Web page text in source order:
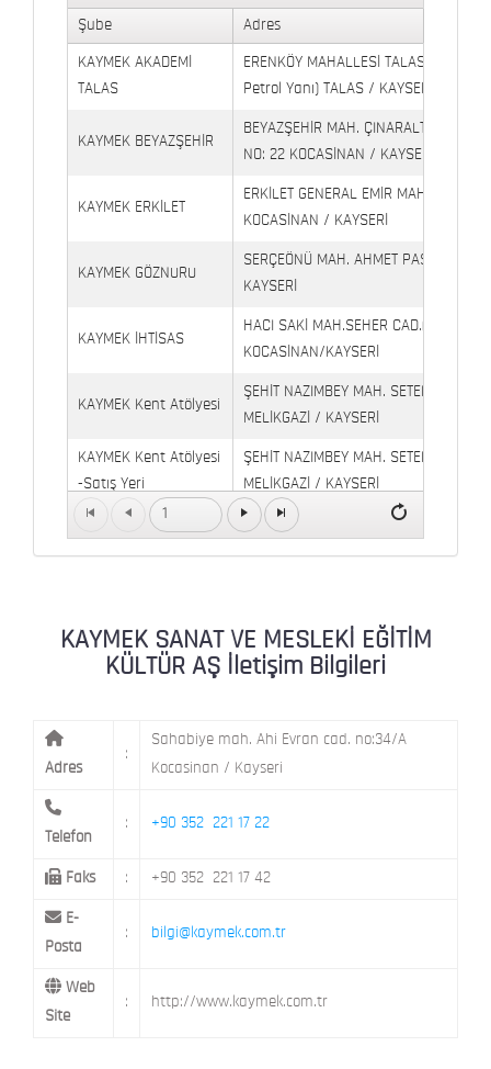
Şube Adres
KAYMEK AKADEMİ
TALAS
ERENKÖY MAHALLESİ TALAS
Petrol Yanı) TALAS / KAYSERİ
KAYMEK BEYAZŞEHİR
BEYAZŞEHİR MAH. ÇINARALTI
NO: 22 KOCASİNAN / KAYSERİ
KAYMEK ERKİLET
ERKİLET GENERAL EMİR MAH.
KOCASİNAN / KAYSERİ
KAYMEK GÖZNURU
SERÇEÖNÜ MAH. AHMET PAŞA CAD.
KAYSERİ
KAYMEK İHTİSAS
HACI SAKİ MAH.SEHER CAD.(6009
KOCASİNAN/KAYSERİ
KAYMEK Kent Atölyesi
ŞEHİT NAZIMBEY MAH. SETENÖNÜ
MELİKGAZİ / KAYSERİ
KAYMEK Kent Atölyesi
-Satış Yeri
ŞEHİT NAZIMBEY MAH. SETENÖNÜ
MELİKGAZİ / KAYSERİ
Kaymek Köşk Sosyal
Köşk Mahallesi, Orgeneral Eşref Bitlis
KAYMEK SÜMER MEVLANA MAH. 8. CAD. NO: 28
MİMARSİNAN DEMOKRASİ MAH. FATİN
1
KAYMEK SANAT VE MESLEKİ EĞİTİM
KÜLTÜR AŞ İletişim Bilgileri
Adres
:
Sahabiye mah. Ahi Evran cad. no:34/A
Kocasinan / Kayseri
Telefon
: +90 352 221 17 22
Faks : +90 352 221 17 42
E-
Posta
: bilgi@kaymek.com.tr
Web
Site
: http://www.kaymek.com.tr